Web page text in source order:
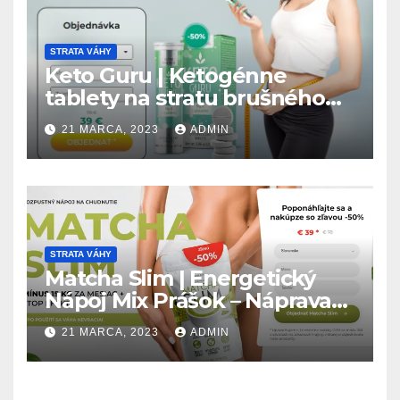
STRATA VÁHY
Keto Guru | Ketogénne
tablety na stratu brušného
tuku – Názory (Upozornenie)
21 MARCA, 2023 ADMIN
STRATA VÁHY
Matcha Slim | Energetický
Nápoj Mix Prášok – Náprava
na chudnutie! Aktualizovať
2023
21 MARCA, 2023 ADMIN